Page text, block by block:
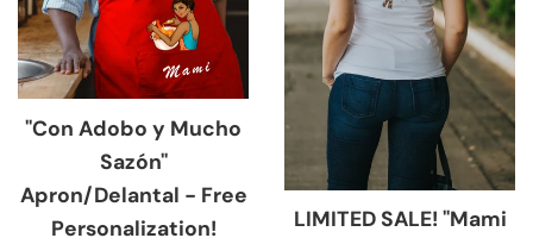
"Con Adobo y Mucho
Sazón"
Apron/Delantal - Free
Personalization!
LIMITED SALE! "Mami